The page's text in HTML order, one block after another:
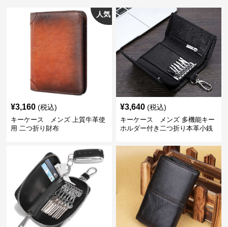
人気
¥3,160 (税込)
キーケース メンズ 上質牛革使
用 二つ折り財布
¥3,640 (税込)
キーケース メンズ 多機能キー
ホルダー付き二つ折り本革小銭